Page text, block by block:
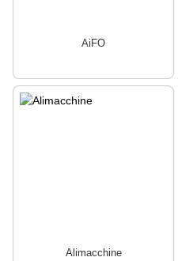
AiFO
Alimacchine